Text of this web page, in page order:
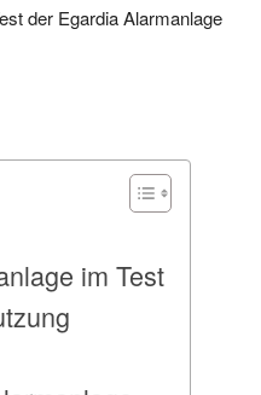
der Egardia Alarmanlage
im Test